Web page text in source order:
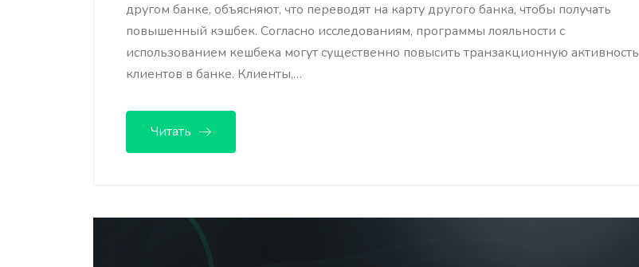
другом банке, объясняют, что переводят на карту другого банка, чтобы получать
повышенный кэшбек. Согласно исследованиям, программы лояльности с
использованием кешбека могут существенно повысить транзакционную активность
клиентов в банке. Клиенты,…
Читать